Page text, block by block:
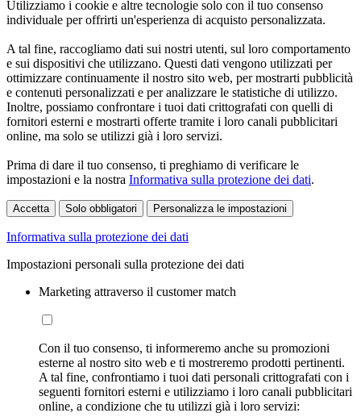
Utilizziamo i cookie e altre tecnologie solo con il tuo consenso
individuale per offrirti un'esperienza di acquisto personalizzata.
A tal fine, raccogliamo dati sui nostri utenti, sul loro comportamento
e sui dispositivi che utilizzano. Questi dati vengono utilizzati per
ottimizzare continuamente il nostro sito web, per mostrarti pubblicità
e contenuti personalizzati e per analizzare le statistiche di utilizzo.
Inoltre, possiamo confrontare i tuoi dati crittografati con quelli di
fornitori esterni e mostrarti offerte tramite i loro canali pubblicitari
online, ma solo se utilizzi già i loro servizi.
Prima di dare il tuo consenso, ti preghiamo di verificare le
impostazioni e la nostra Informativa sulla protezione dei dati.
Accetta Solo obbligatori Personalizza le impostazioni
Informativa sulla protezione dei dati
Impostazioni personali sulla protezione dei dati
Marketing attraverso il customer match
Con il tuo consenso, ti informeremo anche su promozioni
esterne al nostro sito web e ti mostreremo prodotti pertinenti.
A tal fine, confrontiamo i tuoi dati personali crittografati con i
seguenti fornitori esterni e utilizziamo i loro canali pubblicitari
online, a condizione che tu utilizzi già i loro servizi: